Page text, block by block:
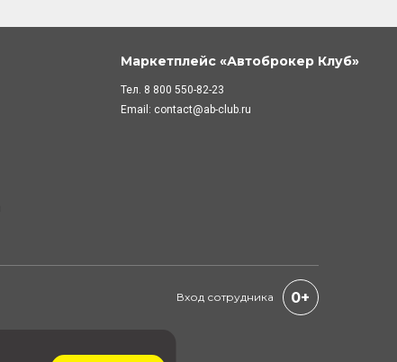
Маркетплейс «Автоброкер Клуб»
Тел. 8 800 550-82-23
Email: contact@ab-club.ru
Вход сотрудника 0+